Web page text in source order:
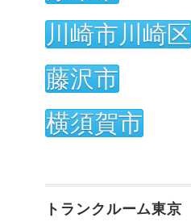
川崎市川崎区
藤沢市
横須賀市
トランクルーム東京